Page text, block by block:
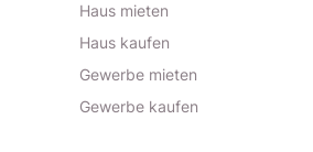
Haus mieten
Haus kaufen
Gewerbe mieten
Gewerbe kaufen